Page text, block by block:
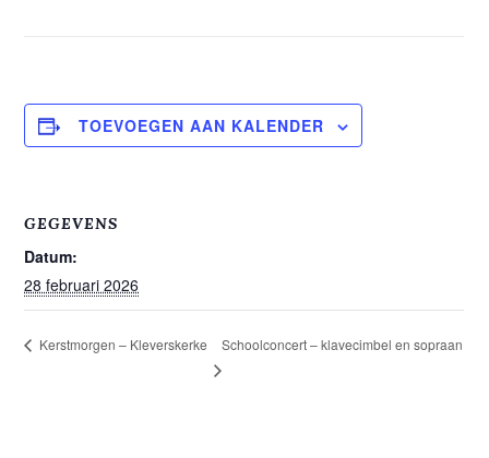
TOEVOEGEN AAN KALENDER
GEGEVENS
Datum:
28 februari 2026
Kerstmorgen – Kleverskerke Schoolconcert – klavecimbel en sopraan